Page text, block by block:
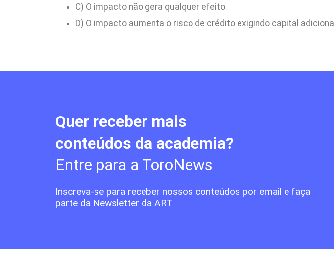
C) O impacto não gera qualquer efeito
D) O impacto aumenta o risco de crédito exigindo capital adicional
Quer receber mais
conteúdos da academia?
Entre para a ToroNews
Inscreva-se para receber nossos conteúdos por email e faça
parte da Newsletter da ART